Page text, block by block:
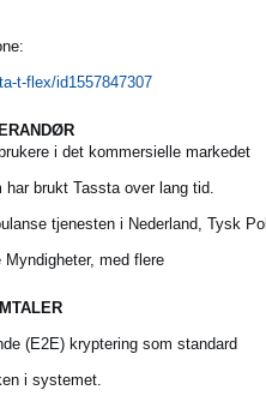
t-flex/id1557847307
i det kommersielle markedet
brukt Tassta over lang tid.
tjenesten i Nederland, Tysk
med flere
(E2E) kryptering som standard
i systemet.